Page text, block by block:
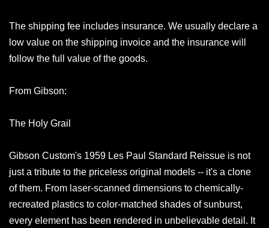
The shipping fee includes insurance. We usually declare a
low value on the shipping invoice and the insurance will
follow the full value of the goods.
From Gibson:
The Holy Grail
Gibson Custom's 1959 Les Paul Standard Reissue is not
just a tribute to the priceless original models -- it's a clone
of them. From laser-scanned dimensions to chemically-
recreated plastics to color-matched shades of sunburst,
every element has been rendered in unbelievable detail. It